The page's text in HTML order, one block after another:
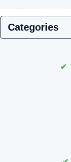
Categories